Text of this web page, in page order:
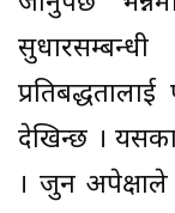
देखिन्छ ।
। जुन अपेक्षाले